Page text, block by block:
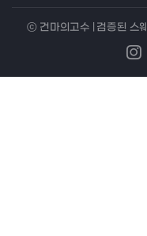
ⓒ 건마의고수 | 검증된 스